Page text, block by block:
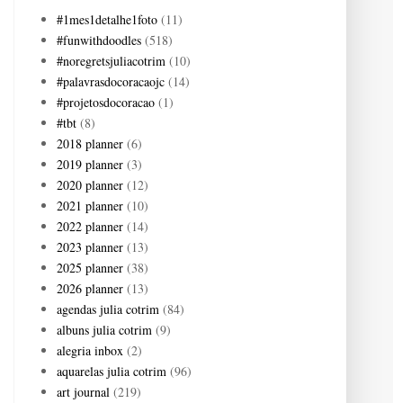
#1mes1detalhe1foto (11)
#funwithdoodles (518)
#noregretsjuliacotrim (10)
#palavrasdocoracaojc (14)
#projetosdocoracao (1)
#tbt (8)
2018 planner (6)
2019 planner (3)
2020 planner (12)
2021 planner (10)
2022 planner (14)
2023 planner (13)
2025 planner (38)
2026 planner (13)
agendas julia cotrim (84)
albuns julia cotrim (9)
alegria inbox (2)
aquarelas julia cotrim (96)
art journal (219)